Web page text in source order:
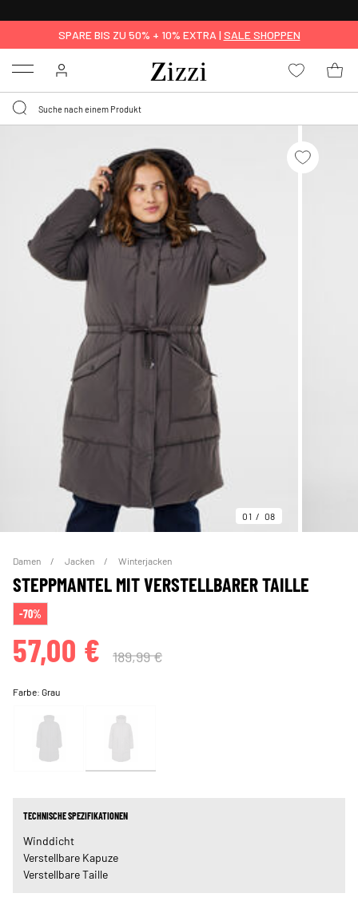
SPARE BIS ZU 50% + 10% EXTRA | SALE SHOPPEN
Menu
01 08
Damen Jacken Winterjacken
STEPPMANTEL MIT VERSTELLBARER TAILLE
-70%
57,00 € 189,99 €
Farbe:Grau
TECHNISCHE SPEZIFIKATIONEN
Winddicht
Verstellbare Kapuze
Verstellbare Taille